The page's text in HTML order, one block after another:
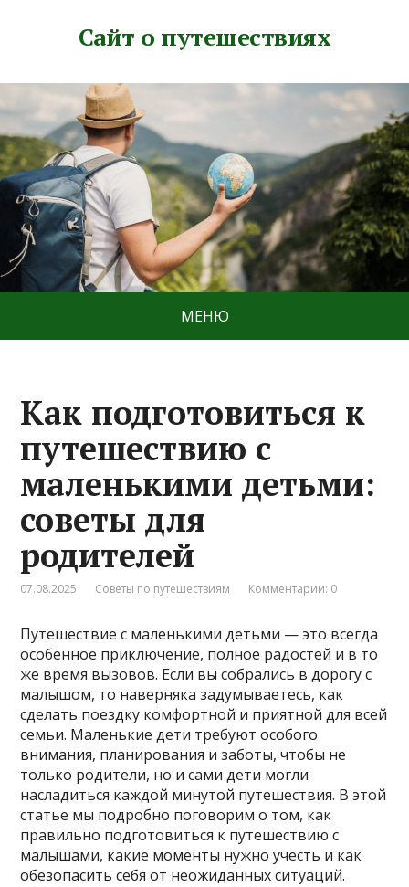
Сайт о путешествиях
МЕНЮ
Как подготовиться к
путешествию с
маленькими детьми:
советы для
родителей
07.08.2025 Советы по путешествиям Комментарии: 0
Путешествие с маленькими детьми — это всегда
особенное приключение, полное радостей и в то
же время вызовов. Если вы собрались в дорогу с
малышом, то наверняка задумываетесь, как
сделать поездку комфортной и приятной для всей
семьи. Маленькие дети требуют особого
внимания, планирования и заботы, чтобы не
только родители, но и сами дети могли
насладиться каждой минутой путешествия. В этой
статье мы подробно поговорим о том, как
правильно подготовиться к путешествию с
малышами, какие моменты нужно учесть и как
обезопасить себя от неожиданных ситуаций.